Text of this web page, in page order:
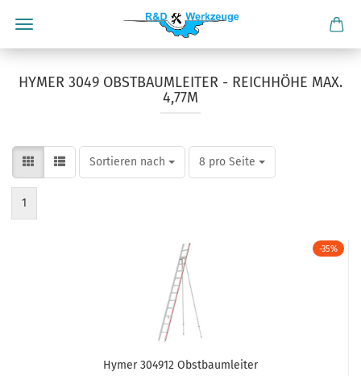
HYMER 3049 OBSTBAUMLEITER - REICHHÖHE MAX.
4,77M
Sortieren nach
Sortieren nach 8 pro Seite
pro Seite
1
-35%
Hymer 304912 Obstbaumleiter